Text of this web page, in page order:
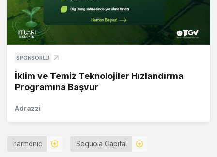
SPONSORLU
İklim ve Temiz Teknolojiler Hızlandırma
Programına Başvur
Adrazzi
harmonic Sequoia Capital